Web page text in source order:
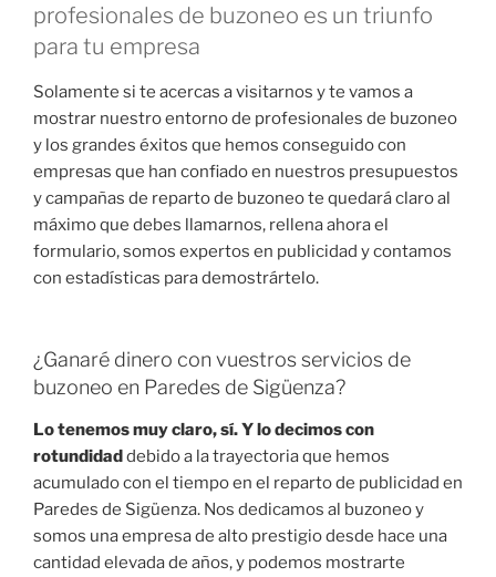
profesionales de buzoneo es un triunfo
para tu empresa
Solamente si te acercas a visitarnos y te vamos a
mostrar nuestro entorno de profesionales de buzoneo
y los grandes éxitos que hemos conseguido con
empresas que han confiado en nuestros presupuestos
y campañas de reparto de buzoneo te quedará claro al
máximo que debes llamarnos, rellena ahora el
formulario, somos expertos en publicidad y contamos
con estadísticas para demostrártelo.
¿Ganaré dinero con vuestros servicios de
buzoneo en Paredes de Sigüenza?
Lo tenemos muy claro, sí. Y lo decimos con
rotundidaddebido a la trayectoria que hemos
acumulado con el tiempo en el reparto de publicidad en
Paredes de Sigüenza. Nos dedicamos al buzoneo y
somos una empresa de alto prestigio desde hace una
cantidad elevada de años, y podemos mostrarte